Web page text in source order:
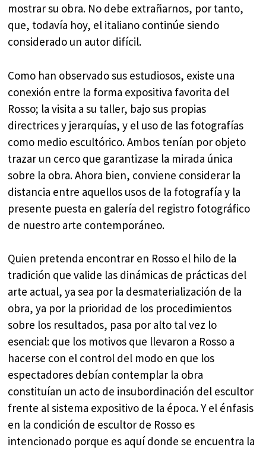
mostrar su obra. No debe extrañarnos, por tanto,
que, todavía hoy, el italiano continúe siendo
considerado un autor difícil.
Como han observado sus estudiosos, existe una
conexión entre la forma expositiva favorita del
Rosso; la visita a su taller, bajo sus propias
directrices y jerarquías, y el uso de las fotografías
como medio escultórico. Ambos tenían por objeto
trazar un cerco que garantizase la mirada única
sobre la obra. Ahora bien, conviene considerar la
distancia entre aquellos usos de la fotografía y la
presente puesta en galería del registro fotográfico
de nuestro arte contemporáneo.
Quien pretenda encontrar en Rosso el hilo de la
tradición que valide las dinámicas de prácticas del
arte actual, ya sea por la desmaterialización de la
obra, ya por la prioridad de los procedimientos
sobre los resultados, pasa por alto tal vez lo
esencial: que los motivos que llevaron a Rosso a
hacerse con el control del modo en que los
espectadores debían contemplar la obra
constituían un acto de insubordinación del escultor
frente al sistema expositivo de la época. Y el énfasis
en la condición de escultor de Rosso es
intencionado porque es aquí donde se encuentra la